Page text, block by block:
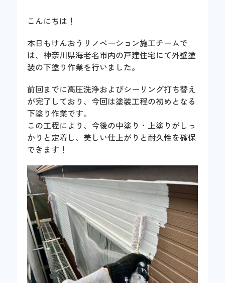
こんにちは！
本日もけんおうリノベーション施工チームで
は、神奈川県海老名市内の戸建住宅にて外壁塗
装の下塗り作業を行いました。
前回までに高圧洗浄およびシーリング打ち替え
が完了しており、今回は塗装工程の初めとなる
下塗り作業です。
この工程により、今後の中塗り・上塗りがしっ
かりと定着し、美しい仕上がりと耐久性を確保
できます！